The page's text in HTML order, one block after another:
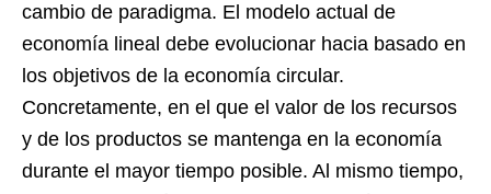
cambio de paradigma. El modelo actual de
economía lineal debe evolucionar hacia basado en
los objetivos de la economía circular.
Concretamente, en el que el valor de los recursos
y de los productos se mantenga en la economía
durante el mayor tiempo posible. Al mismo tiempo,